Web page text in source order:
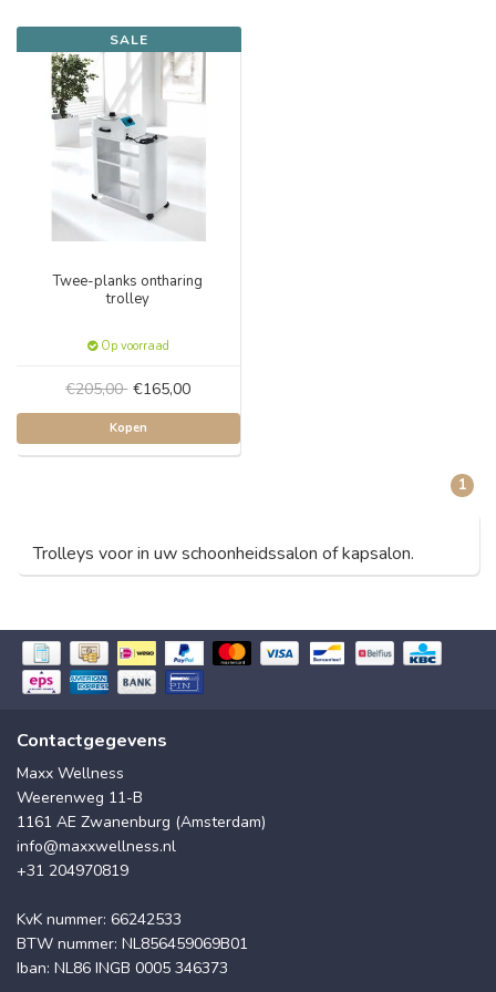
SALE
Twee-planks ontharing
trolley
Op voorraad
€205,00 €165,00
Kopen
1
Trolleys voor in uw schoonheidssalon of kapsalon.
Contactgegevens
Maxx Wellness
Weerenweg 11-B
1161 AE Zwanenburg (Amsterdam)
info@maxxwellness.nl
+31 204970819
KvK nummer: 66242533
BTW nummer: NL856459069B01
Iban: NL86 INGB 0005 346373